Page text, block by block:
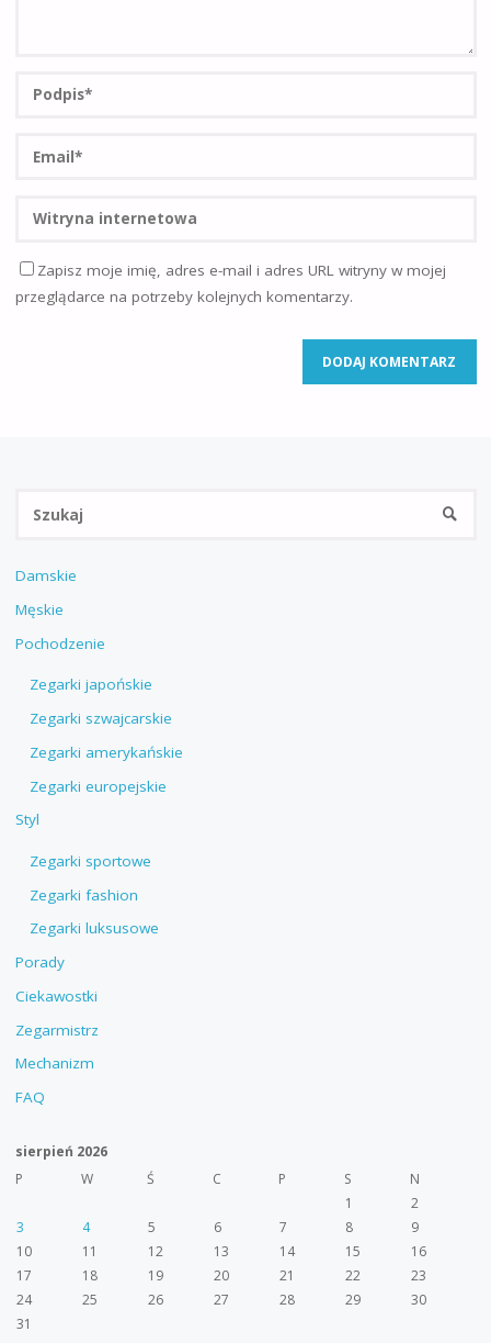
Zapisz moje imię, adres e-mail i adres URL witryny w mojej
przeglądarce na potrzeby kolejnych komentarzy.
Damskie
Męskie
Pochodzenie
Zegarki japońskie
Zegarki szwajcarskie
Zegarki amerykańskie
Zegarki europejskie
Styl
Zegarki sportowe
Zegarki fashion
Zegarki luksusowe
Porady
Ciekawostki
Zegarmistrz
Mechanizm
FAQ
sierpień 2026
P
W Ś C P S
N
1
2
3
4 5 6 7 8
9
10
11 12 13 14 15
16
17
18 19 20 21 22
23
24
25 26 27 28 29
30
31